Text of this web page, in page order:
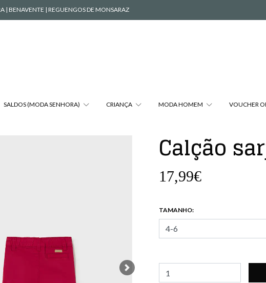
| BENAVENTE | REGUENGOS DE MONSARAZ
SALDOS (MODA SENHORA) CRIANÇA MODA HOMEM VOUCHER
Next
Calção
17,99€
TAMANHO: